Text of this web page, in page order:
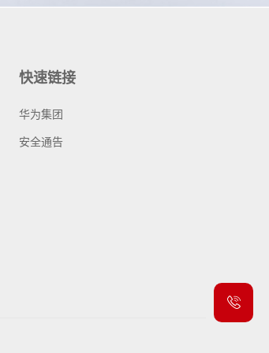
快速链接
华为集团
安全通告